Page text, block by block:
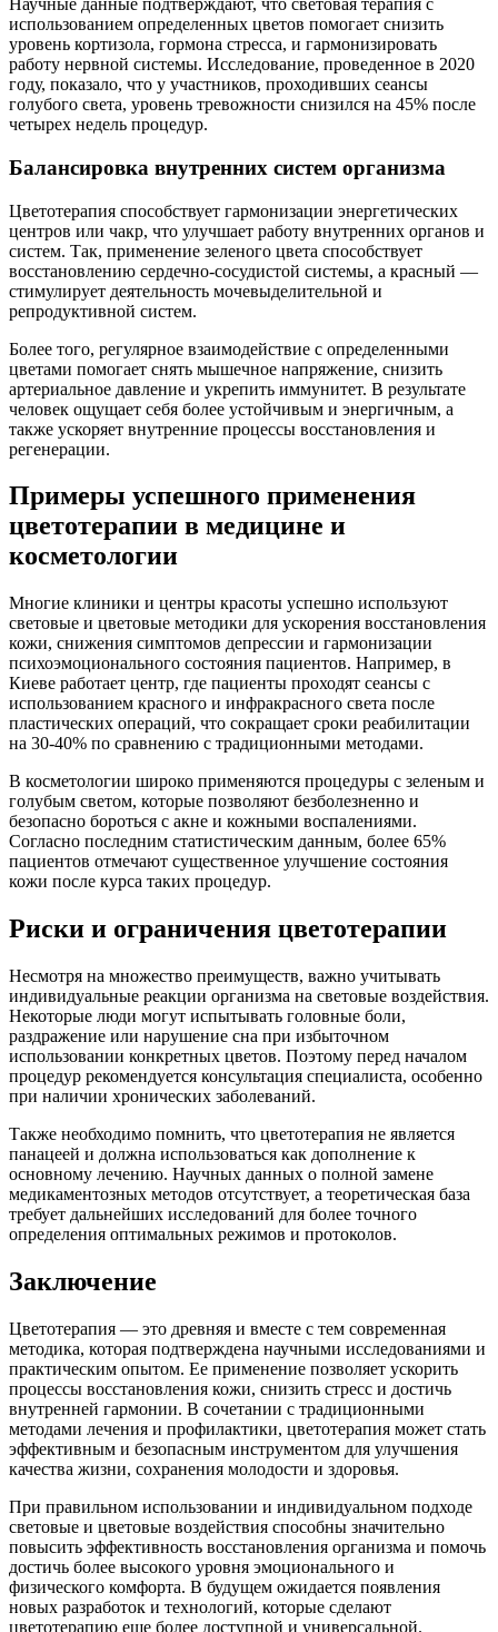
Научные данные подтверждают, что световая терапия с
использованием определенных цветов помогает снизить
уровень кортизола, гормона стресса, и гармонизировать
работу нервной системы. Исследование, проведенное в 2020
году, показало, что у участников, проходивших сеансы
голубого света, уровень тревожности снизился на 45% после
четырех недель процедур.
Балансировка внутренних систем организма
Цветотерапия способствует гармонизации энергетических
центров или чакр, что улучшает работу внутренних органов и
систем. Так, применение зеленого цвета способствует
восстановлению сердечно-сосудистой системы, а красный —
стимулирует деятельность мочевыделительной и
репродуктивной систем.
Более того, регулярное взаимодействие с определенными
цветами помогает снять мышечное напряжение, снизить
артериальное давление и укрепить иммунитет. В результате
человек ощущает себя более устойчивым и энергичным, а
также ускоряет внутренние процессы восстановления и
регенерации.
Примеры успешного применения
цветотерапии в медицине и
косметологии
Многие клиники и центры красоты успешно используют
световые и цветовые методики для ускорения восстановления
кожи, снижения симптомов депрессии и гармонизации
психоэмоционального состояния пациентов. Например, в
Киеве работает центр, где пациенты проходят сеансы с
использованием красного и инфракрасного света после
пластических операций, что сокращает сроки реабилитации
на 30-40% по сравнению с традиционными методами.
В косметологии широко применяются процедуры с зеленым и
голубым светом, которые позволяют безболезненно и
безопасно бороться с акне и кожными воспалениями.
Согласно последним статистическим данным, более 65%
пациентов отмечают существенное улучшение состояния
кожи после курса таких процедур.
Риски и ограничения цветотерапии
Несмотря на множество преимуществ, важно учитывать
индивидуальные реакции организма на световые воздействия.
Некоторые люди могут испытывать головные боли,
раздражение или нарушение сна при избыточном
использовании конкретных цветов. Поэтому перед началом
процедур рекомендуется консультация специалиста, особенно
при наличии хронических заболеваний.
Также необходимо помнить, что цветотерапия не является
панацеей и должна использоваться как дополнение к
основному лечению. Научных данных о полной замене
медикаментозных методов отсутствует, а теоретическая база
требует дальнейших исследований для более точного
определения оптимальных режимов и протоколов.
Заключение
Цветотерапия — это древняя и вместе с тем современная
методика, которая подтверждена научными исследованиями и
практическим опытом. Ее применение позволяет ускорить
процессы восстановления кожи, снизить стресс и достичь
внутренней гармонии. В сочетании с традиционными
методами лечения и профилактики, цветотерапия может стать
эффективным и безопасным инструментом для улучшения
качества жизни, сохранения молодости и здоровья.
При правильном использовании и индивидуальном подходе
световые и цветовые воздействия способны значительно
повысить эффективность восстановления организма и помочь
достичь более высокого уровня эмоционального и
физического комфорта. В будущем ожидается появления
новых разработок и технологий, которые сделают
цветотерапию еще более доступной и универсальной.